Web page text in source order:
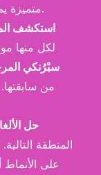
متميزة يمكن أن تساعدك في سيناريوهات مختلفة.
استكشف
لكل منها
سبْرُنكي
من
حل
المنطقة
على